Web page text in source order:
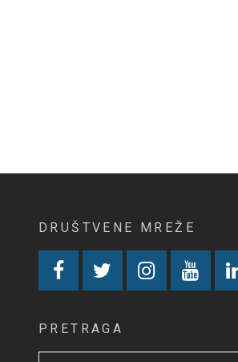
DRUŠTVENE MREŽE
PRETRAGA